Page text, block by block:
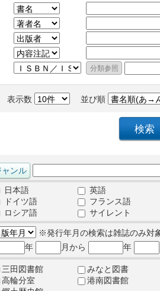
表示数 並び順
日本語
英語
ドイツ語
フランス語
ロシア語
サイレント
※発行年月の検索は雑誌のみ対
年
月から 年
三田図書館
みなと図書
高輪分室
港南図書館